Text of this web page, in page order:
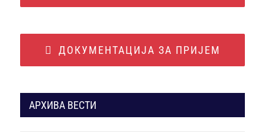
ДОКУМЕНТАЦИЈА ЗА ПРИЈЕМ
АРХИВА ВЕСТИ